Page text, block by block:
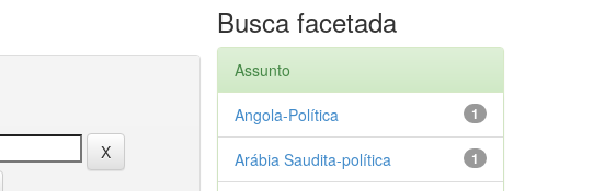
Busca facetada
Assunto
1
Angola-Política
1
Arábia Saudita-política